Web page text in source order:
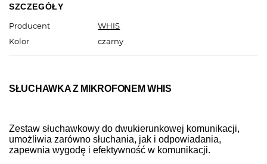
SZCZEGÓŁY
Producent
WHIS
Kolor
czarny
SŁUCHAWKA Z MIKROFONEM WHIS
Zestaw słuchawkowy do dwukierunkowej komunikacji,
umożliwia zarówno słuchania, jak i odpowiadania,
zapewnia wygodę i efektywność w komunikacji.